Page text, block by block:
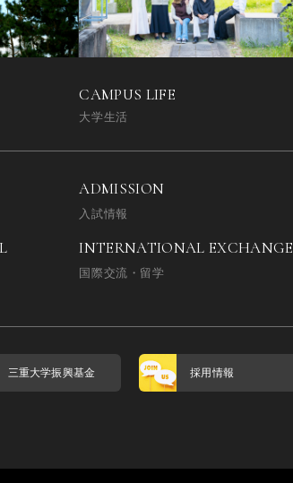
CAMPUS LIFE
大学生活
ADMISSION
入試情報
INTERNATIONAL EXCHANGE
国際交流・留学
三重大学振興基金 採用情報